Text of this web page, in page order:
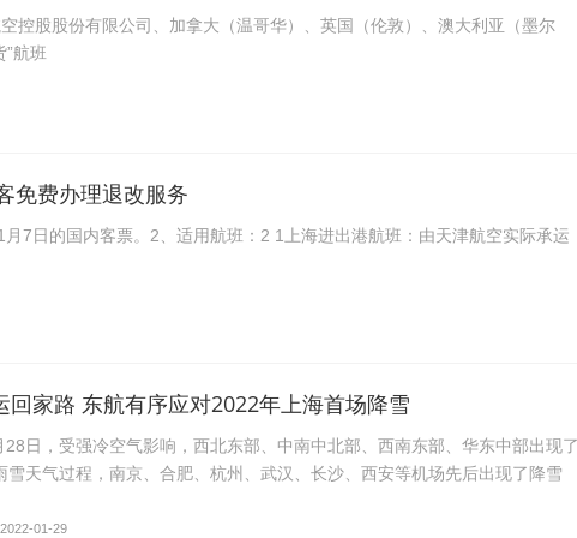
控股股份有限公司、加拿大（温哥华）、英国（伦敦）、澳大利亚（墨尔
”航班
免费办理退改服务
7日的国内客票。2、适用航班：2 1上海进出港航班：由天津航空实际承运
回家路 东航有序应对2022年上海首场降雪
28日，受强冷空气影响，西北东部、中南中北部、西南东部、华东中部出现
雪天气过程，南京、合肥、杭州、武汉、长沙、西安等机场先后出现了降雪
2022-01-29